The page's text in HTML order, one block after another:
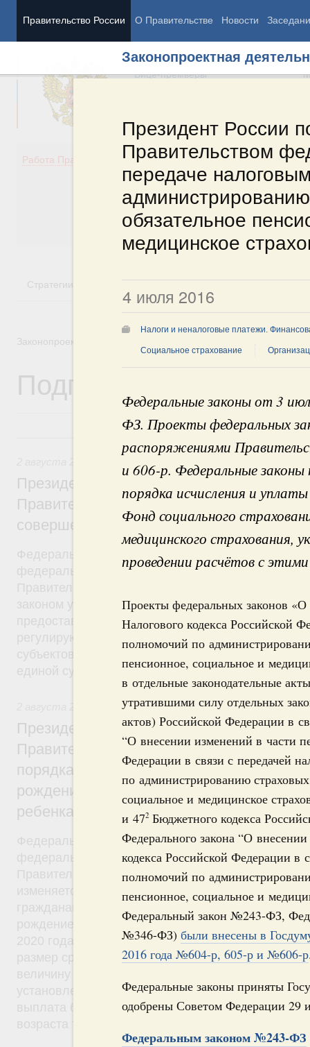
Правительство России О Правительстве Новости
Законопроектная
Президент России
Правительством
передаче
обязательное
медицинское
4 июля 2016
Налоги и неналоговые платежи.
Социальное страхование
Федеральные законы от 3
ФЗ. Проекты федеральных
распоряжениями
и 606-р. Федеральные законы
порядка исчисления и
Фонд социального
медицинского страхования,
проведении расчётов с
Проекты федеральных законов
Налогового кодекса Российской
полномочий по
пенсионное, социальное и
в отдельные законодательные
утратившими силу отдельных
актов) Российской Федерации в
“О внесении изменений в части
Федерации в связи с передачей
по администрированию
социальное и медицинское
и 472 Бюджетного кодекса
Федерального закона “О
кодекса Российской Федерации в
полномочий по
пенсионное, социальное и
Федеральный закон №243-ФЗ,
№346-ФЗ) были внесены в
2016 года №604-р, 605-р и №606-р
Федеральные законы приняты
одобрены Советом Федерации 29
Федеральным законом №243-ФЗ
Председатель Правительства
Вице-премьеры
Работа Правительства
Демография
Здоровье
Культура
Общество
Государство
Стратегии Государственные программы
Законопроектная деятельность
Подписанные
Президент России подписал
Правительством Федеральный закон,
совершенствование системы
Федеральный закон от 2 августа 2019 года
федерального закона был внесён в Госдуму
законом уточняются условия и порядок
предоставления межбюджетных трансфертов.
регулирующие вопросы предоставления
субъектов Федерации из федерального
единой субвенции.
Демографическая политика
Президент России подписал
Правительством Федеральный закон об
порядка установления ежемесячной
рождением или усыновлением первого
ребенка
Федеральный закон от 2 августа 2019 года
федерального закона был внесён в Госдуму
Правительства от 28 мая 2019 года №1092-р.
гражданам будет назначаться ежемесячная
рождением (усыновлением) первого или
2020 года право на получение такой выплаты
размер среднедушевого дохода не будет
установленную в субъекте Федерации. Кроме
выплата будет производиться гражданам до